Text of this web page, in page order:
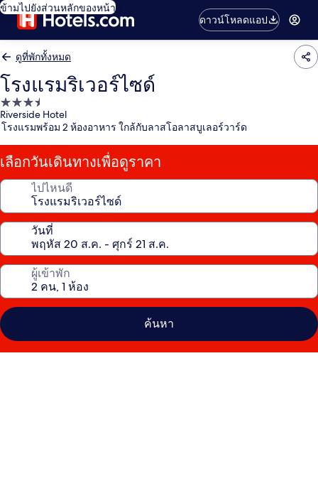
ข้ามไปยังส่วนหลักของหน้า
ดาวน์โหลดแอป
ดูที่พักทั้งหมด
โรงแรมริเวอร์ไซด์
ที่พัก
3.5
Riverside Hotel
โรงแรมพร้อม 2 ห้องอาหาร ใกล้กับลาสโอลาสบูเลอร์วาร์ด
เลือกวันเดินทางเพื่อดูราคา
ไปไหนดี
วันที่
ผู้เข้าพัก
ค้นหา